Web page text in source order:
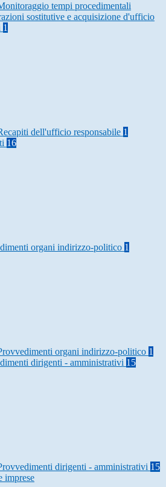
tempi procedimentali
sostitutive e acquisizione d'ufficio
1
dell'ufficio responsabile 1
16
organi indirizzo-politico 1
organi indirizzo-politico 1
dirigenti - amministrativi 15
dirigenti - amministrativi 15
imprese